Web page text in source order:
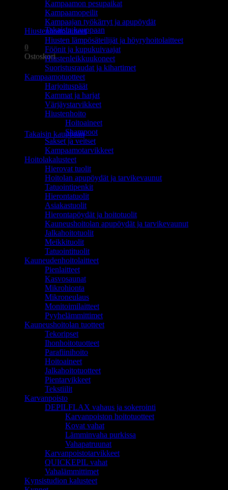
Ostoskori on tyhjä.
Takaisin kauppaan
0
Ostoskori
Ostoskori on tyhjä.
Takaisin kauppaan
Kampaamon pesupaikat
Kampaamopeilit
Kampaajan työkärryt ja apupöydät
Hiustenhoitolaitteet
Hiusten lämpösäteilijät ja höyryhoitolaitteet
Föönit ja kupukuivaajat
Hiustenleikkuukoneet
Suoristusraudat ja kihartimet
Kampaamotuotteet
Harjoituspäät
Kammat ja harjat
Värjäystarvikkeet
Hiustenhoito
Hoitoaineet
Shampoot
Sakset ja veitset
Kampaamotarvikkeet
Hoitolakalusteet
Hierovat tuolit
Hoitolan apupöydät ja tarvikevaunut
Tatuointipenkit
Hierontatuolit
Asiakastuolit
Hierontapöydät ja hoitotuolit
Kauneushoitolan apupöydät ja tarvikevaunut
Jalkahoitotuolit
Meikkituolit
Tatuointituolit
Kauneudenhoitolaitteet
Pienlaitteet
Kasvosaunat
Mikrohionta
Mikroneulaus
Monitoimilaitteet
Pyyhelämmittimet
Kauneushoitolan tuotteet
Tekoripset
Ihonhoitotuotteet
Parafiinihoito
Hoitoaineet
Jalkahoitotuotteet
Pientarvikkeet
Tekstiilit
Karvanpoisto
DEPILFLAX vahaus ja sokerointi
Karvanpoiston hoitotuotteet
Kovat vahat
Lämminvaha purkissa
Vahapatruunat
Karvanpoistotarvikkeet
QUICKEPIL vahat
Vahalämmittimet
Kynsistudion kalusteet